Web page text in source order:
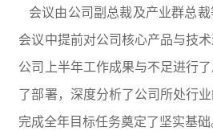
会议由公司副总裁及产业群总裁
会议中提前对公司核心产品与技
公司上半年工作成果与不足进行
了部署，深度分析了公司所处行
完成全年目标任务奠定了坚实基础